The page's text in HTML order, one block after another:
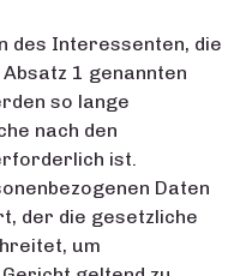
des Interessenten, die
1 genannten
so lange
nach den
ist.
Daten
der die gesetzliche
um